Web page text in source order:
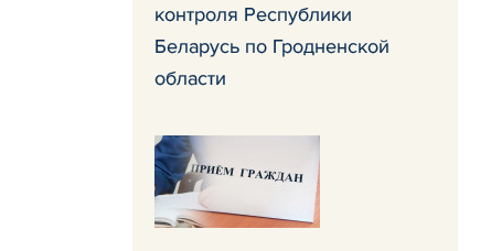
контроля Республики
Беларусь по Гродненской
области